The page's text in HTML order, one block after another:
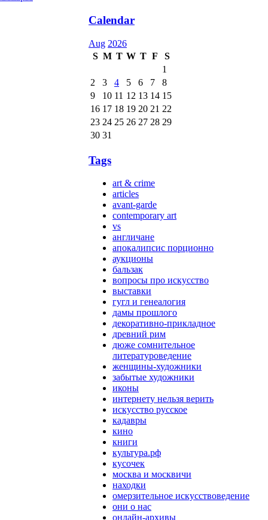
Calendar
Aug 2026
S M T W T F
S
1
2
3 4 5 6 7
8
9
10 11 12 13 14 15
16 17 18 19 20 21 22
23 24 25 26 27 28 29
30 31
Tags
art & crime
articles
avant-garde
contemporary art
vs
англичане
апокалипсис порционно
аукционы
бальзак
вопросы про искусство
выставки
гугл и генеалогия
дамы прошлого
декоративно-прикладное
древний рим
дюже сомнительное
литературоведение
женщины-художники
забытые художники
иконы
интернету нельзя верить
искусство русское
кадавры
кино
книги
культура.рф
кусочек
москва и москвичи
находки
омерзительное искусствоведение
они о нас
онлайн-архивы